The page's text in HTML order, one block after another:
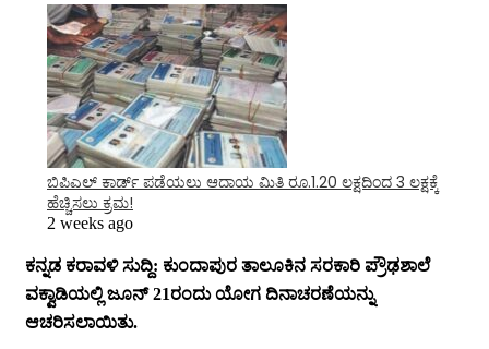
ಬಿಪಿಎಲ್ ಕಾರ್ಡ್ ಪಡೆಯಲು ಆದಾಯ ಮಿತಿ ರೂ.1.20 ಲಕ್ಷದಿಂದ 3 ಲಕ್ಷಕ್ಕೆ
ಹೆಚ್ಚಿಸಲು ಕ್ರಮ!
2 weeks ago
ಕನ್ನಡ ಕರಾವಳಿ ಸುದ್ದಿ: ಕುಂದಾಪುರ ತಾಲೂಕಿನ ಸರಕಾರಿ ಪ್ರೌಢಶಾಲೆ
ವಕ್ವಾಡಿಯಲ್ಲಿ ಜೂನ್ 21ರಂದು ಯೋಗ ದಿನಾಚರಣೆಯನ್ನು
ಆಚರಿಸಲಾಯಿತು.